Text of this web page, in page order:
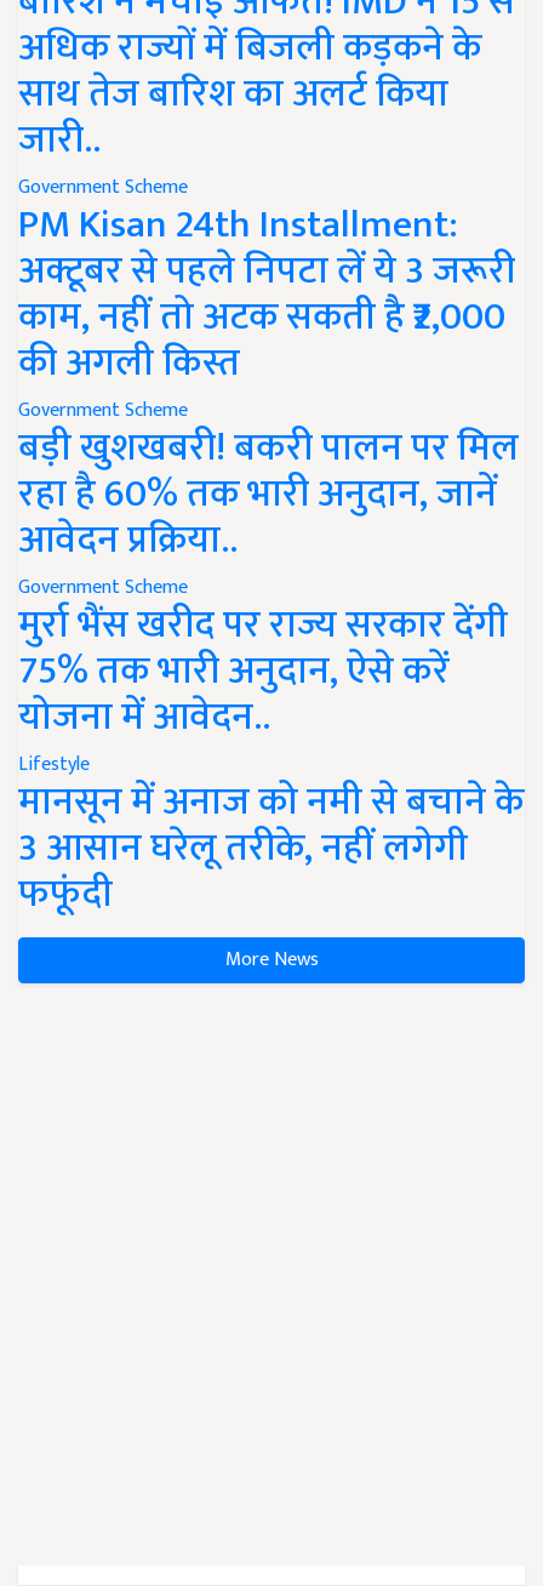
अधिक राज्यों में बिजली कड़कने के
साथ तेज बारिश का अलर्ट किया
जारी..
Government Scheme
PM Kisan 24th Installment:
अक्टूबर से पहले निपटा लें ये 3 जरूरी
काम, नहीं तो अटक सकती है ₹2,000
की अगली किस्त
Government Scheme
बड़ी खुशखबरी! बकरी पालन पर मिल
रहा है 60% तक भारी अनुदान, जानें
आवेदन प्रक्रिया..
Government Scheme
मुर्रा भैंस खरीद पर राज्य सरकार देंगी
75% तक भारी अनुदान, ऐसे करें
योजना में आवेदन..
Lifestyle
मानसून में अनाज को नमी से बचाने के
3 आसान घरेलू तरीके, नहीं लगेगी
फफूंदी
More News